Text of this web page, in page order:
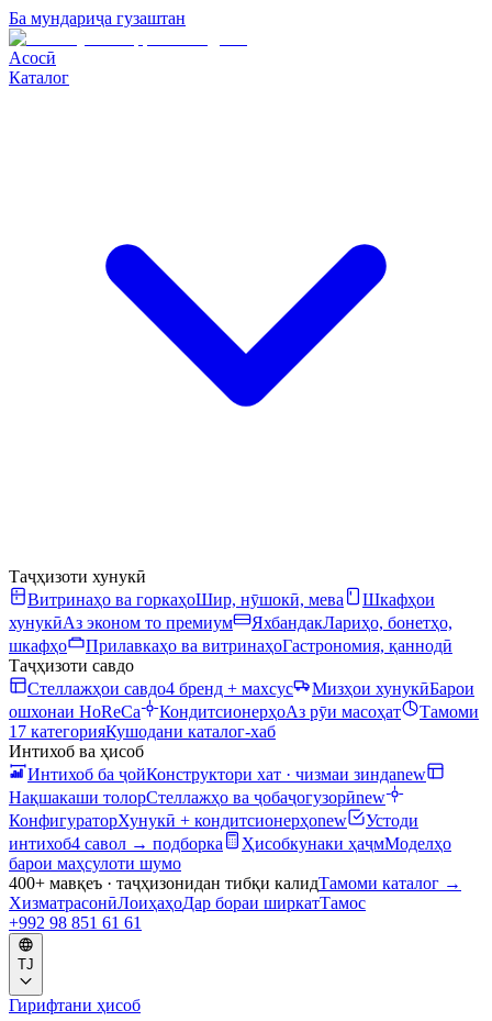
Ба мундариҷа гузаштан
Асосӣ
Каталог
Таҷҳизоти хунукӣ
Витринаҳо ва горкаҳоШир, нӯшокӣ, мева
Шкафҳои
хунукӣАз эконом то премиум ЯхбандакЛариҳо, бонетҳо,
шкафҳо
Прилавкаҳо ва витринаҳоГастрономия, қаннодӣ
Таҷҳизоти савдо
Стеллажҳои савдо4 бренд + махсус Мизҳои хунукӣБарои
ошхонаи HoReCa
КондитсионерҳоАз рӯи масоҳат
Тамоми
17 категорияКушодани каталог-хаб
Интихоб ва ҳисоб
Интихоб ба ҷойКонструктори хат · чизмаи зиндаnew
Нақшакаши толорСтеллажҳо ва ҷобаҷогузорӣnew
КонфигураторХунукӣ + кондитсионерҳоnew
Устоди
интихоб4 савол → подборка Ҳисобкунаки ҳаҷмМоделҳо
барои маҳсулоти шумо
400+ мавқеъ · таҷҳизонидан тибқи калидТамоми каталог →
ХизматрасонӣЛоиҳаҳоДар бораи ширкатТамос
+992 98 851 61 61
TJ
Гирифтани ҳисоб